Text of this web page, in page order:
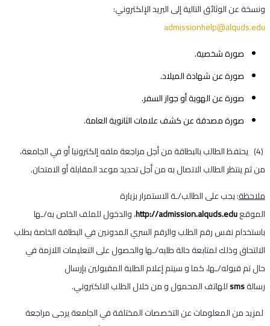
ونسخة عن الوثائق التالية إلى البريد الإلكتروني:
admissionhelp@alquds.edu
صورة شخصية.
صورة عن شهادة الميلاد.
صورة عن الهوية أو جواز السفر.
صورة مصدقة عن كشف علامات الثانوية العامة.
(4) يحتفظ الطالب بالبطاقة من أجل مراجعة ملفه إلكترونيا أو في الجامعة،
من ثم ينتظر الطالب الاتصال به من أجل تحديد موعد المقابلة أو الامتحان.
ملاحظة: يجب على الطالب/ـة الاستمرار بزيارة
الموقعhttp://admission.alquds.edu، والدخول للملف الخاص به/ـها
باستخدام نفس رقم الطلب والرقم السري المدونين في البطاقة الخاصة بطلب
الالتحاق وذلك لمتابعة حالة طلبه/ـها والحصول على التعليمات اللازمة في
حال تم قبوله/ـها، كما و سيتم إعلام الطلبة المقبولين بإرسال
رسالةsmsللهاتف المحمول و من خلال الطلب الالكتروني.
لمزيد من المعلومات عن التخصصات المختلفة في الجامعة يرجى مراجعة